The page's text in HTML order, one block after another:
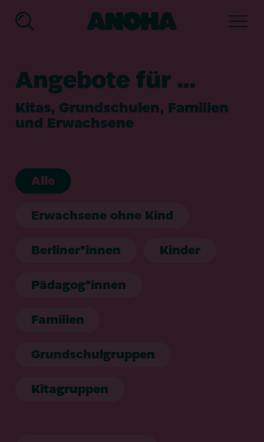
Kinderwelt
des
Jüdischen
Museums
Berlin
Angebote für …
Kitas, Grundschulen, Familien
und Erwachsene
Alle
Erwachsene ohne Kind
Berliner*innen Kinder
Pädagog*innen
Familien
Grundschulgruppen
Kitagruppen